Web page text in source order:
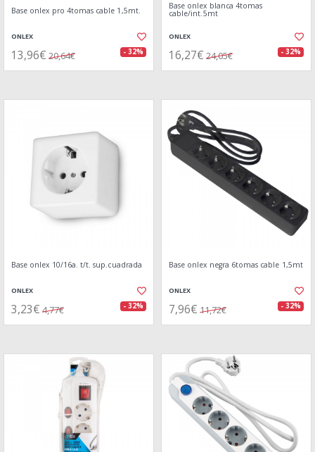
Base onlex pro 4tomas cable 1,5mt.
ONLEX
13,96€ 20,64€ - 32%
Base onlex blanca 4tomas
cable/int.5mt
ONLEX
16,27€ 24,05€ - 32%
Base onlex 10/16a. t/t. sup.cuadrada
ONLEX
3,23€ 4,77€ - 32%
Base onlex negra 6tomas cable 1,5mt
ONLEX
7,96€ 11,72€ - 32%